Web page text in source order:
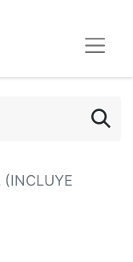
(INCLUYE